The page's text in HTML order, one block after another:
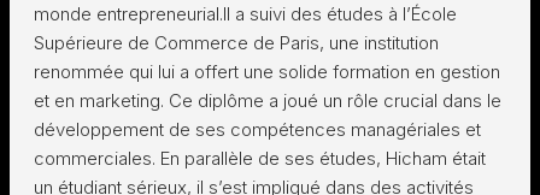
monde entrepreneurial.Il a suivi des études à l’École
Supérieure de Commerce de Paris, une institution
renommée qui lui a offert une solide formation en gestion
et en marketing. Ce diplôme a joué un rôle crucial dans le
développement de ses compétences managériales et
commerciales. En parallèle de ses études, Hicham était
un étudiant sérieux, il s’est impliqué dans des activités